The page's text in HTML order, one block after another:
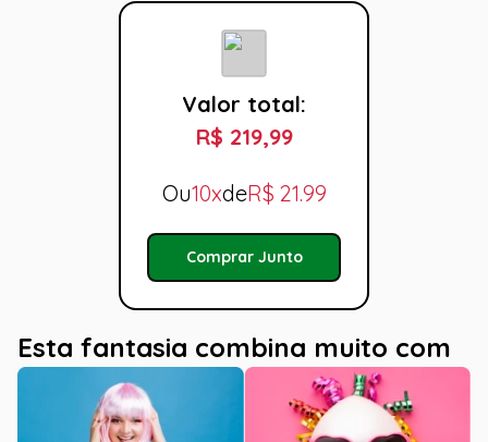
Valor total:
R$ 219,99
Ou10xdeR$ 21.99
Comprar Junto
Esta fantasia combina muito com